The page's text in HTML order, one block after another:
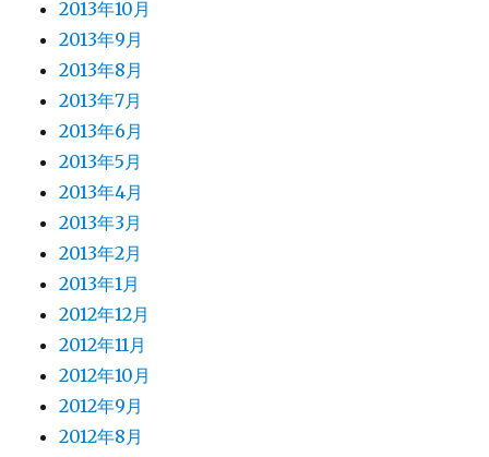
2013年10月
2013年9月
2013年8月
2013年7月
2013年6月
2013年5月
2013年4月
2013年3月
2013年2月
2013年1月
2012年12月
2012年11月
2012年10月
2012年9月
2012年8月